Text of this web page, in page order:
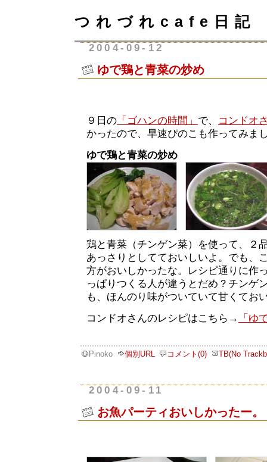
つれづれcafe日記
2004-09-12
ゆで鶏と青菜の炒め
９日の 「ゴハンの時間」 で、
コンドオ
かったので、早速ぴのこも作ってみま
ゆで鶏と青菜の炒め
鶏と青菜（チンゲン菜）を使って、２
あっさりとしてておいしいよ。でも、
方がおいしかったな。レシピ通りに作
っぱりつくる人が違うとだめ？チンゲ
も、ほんのり味がついていて甘くてお
コンドオさんのレシピはこちら→
「ゆ
Pinoko 個別URL コメント(0) TB(No
2004-09-11
お魚パーティおいしかったー。